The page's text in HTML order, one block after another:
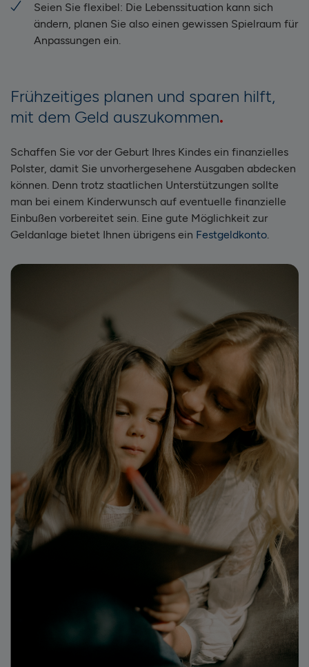
Seien Sie flexibel: Die Lebenssituation kann sich
ändern, planen Sie also einen gewissen Spielraum für
Anpassungen ein.
Frühzeitiges planen und sparen hilft,
mit dem Geld auszukommen
Schaffen Sie vor der Geburt Ihres Kindes ein finanzielles
Polster, damit Sie unvorhergesehene Ausgaben abdecken
können. Denn trotz staatlichen Unterstützungen sollte
man bei einem Kinderwunsch auf eventuelle finanzielle
Einbußen vorbereitet sein. Eine gute Möglichkeit zur
Geldanlage bietet Ihnen übrigens ein Festgeldkonto.